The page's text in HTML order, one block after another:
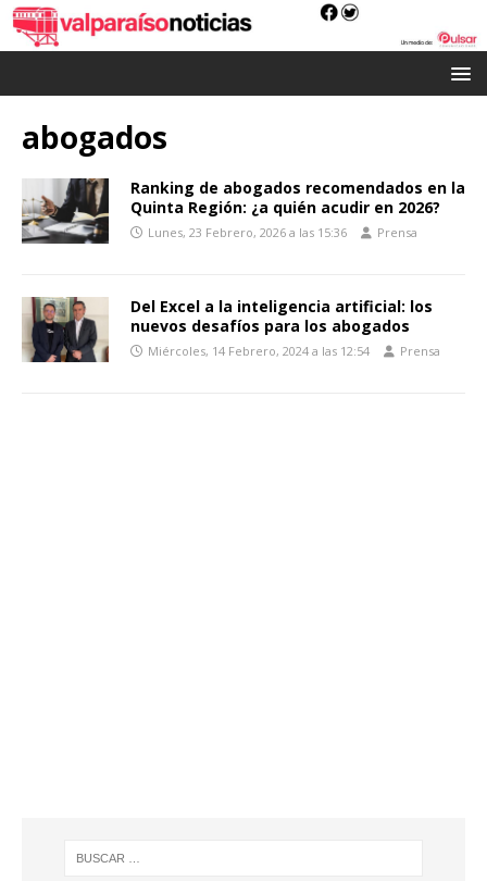
abogados
Ranking de abogados recomendados en la
Quinta Región: ¿a quién acudir en 2026?
Lunes, 23 Febrero, 2026 a las 15:36 Prensa
Del Excel a la inteligencia artificial: los
nuevos desafíos para los abogados
Miércoles, 14 Febrero, 2024 a las 12:54 Prensa